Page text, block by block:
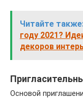
Читайте
году 2021?
декоров
Основой